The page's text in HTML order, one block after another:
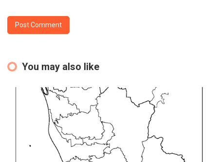
You may also like